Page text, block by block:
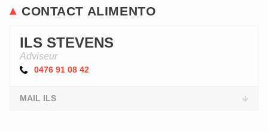
CONTACT ALIMENTO
ILS STEVENS
Adviseur
0476 91 08 42
MAIL ILS